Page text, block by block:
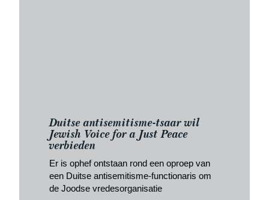
Duitse antisemitisme-tsaar wil
Jewish Voice for a Just Peace
verbieden
Er is ophef ontstaan rond een oproep van
een Duitse antisemitisme-functionaris om
de Joodse vredesorganisatie